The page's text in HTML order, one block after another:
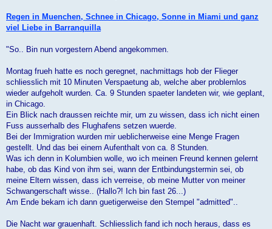
Regen in Muenchen, Schnee in Chicago, Sonne in Miami und ganz
viel Liebe in Barranquilla
"So.. Bin nun vorgestern Abend angekommen.
Montag frueh hatte es noch geregnet, nachmittags hob der Flieger
schliesslich mit 10 Minuten Verspaetung ab, welche aber problemlos
wieder aufgeholt wurden. Ca. 9 Stunden spaeter landeten wir, wie geplant,
in Chicago.
Ein Blick nach draussen reichte mir, um zu wissen, dass ich nicht einen
Fuss ausserhalb des Flughafens setzen wuerde.
Bei der Immigration wurden mir ueblicherweise eine Menge Fragen
gestellt. Und das bei einem Aufenthalt von ca. 8 Stunden.
Was ich denn in Kolumbien wolle, wo ich meinen Freund kennen gelernt
habe, ob das Kind von ihm sei, wann der Entbindungstermin sei, ob
meine Eltern wissen, dass ich verreise, ob meine Mutter von meiner
Schwangerschaft wisse.. (Hallo?! Ich bin fast 26...)
Am Ende bekam ich dann guetigerweise den Stempel "admitted"..
Die Nacht war grauenhaft. Schliesslich fand ich noch heraus, dass es